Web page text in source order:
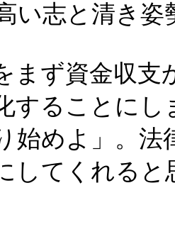
い志と清き
まず資金収支
することにし
始めよ」。
してくれると